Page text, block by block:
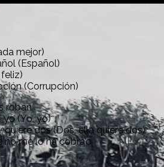
mejor)
(Español)
(Corrupción)
roban
yo (Yo, yo)
quiere dos (Dos, ella quiere dos)
me lo ha cobra’o